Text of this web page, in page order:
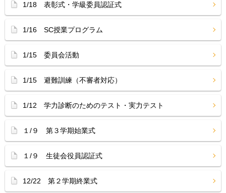
1/18 表彰式・学級委員認証式
1/16 SC授業プログラム
1/15 委員会活動
1/15 避難訓練（不審者対応）
1/12 学力診断のためのテスト・実力テスト
１/９ 第３学期始業式
１/９ 生徒会役員認証式
12/22 第２学期終業式